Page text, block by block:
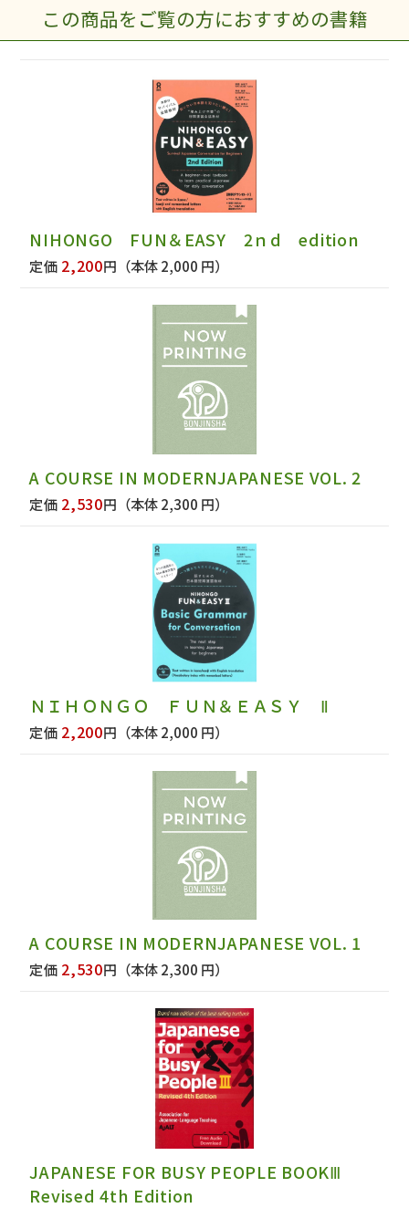
この商品をご覧の方におすすめの書籍
NIHONGO FUN＆EASY 2ｎd edition
定価 2,200円 （本体 2,000 円）
A COURSE IN MODERNJAPANESE VOL. 2
定価 2,530円 （本体 2,300 円）
ＮＩＨＯＮＧＯ ＦＵＮ＆ＥＡＳＹ Ⅱ
定価 2,200円 （本体 2,000 円）
A COURSE IN MODERNJAPANESE VOL. 1
定価 2,530円 （本体 2,300 円）
JAPANESE FOR BUSY PEOPLE BOOKⅢ
Revised 4th Edition